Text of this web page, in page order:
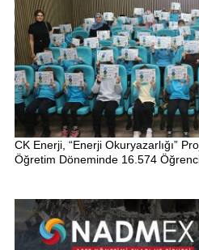
CK Enerji, “Enerji Okuryazarlığı”
Öğretim Döneminde 16.574